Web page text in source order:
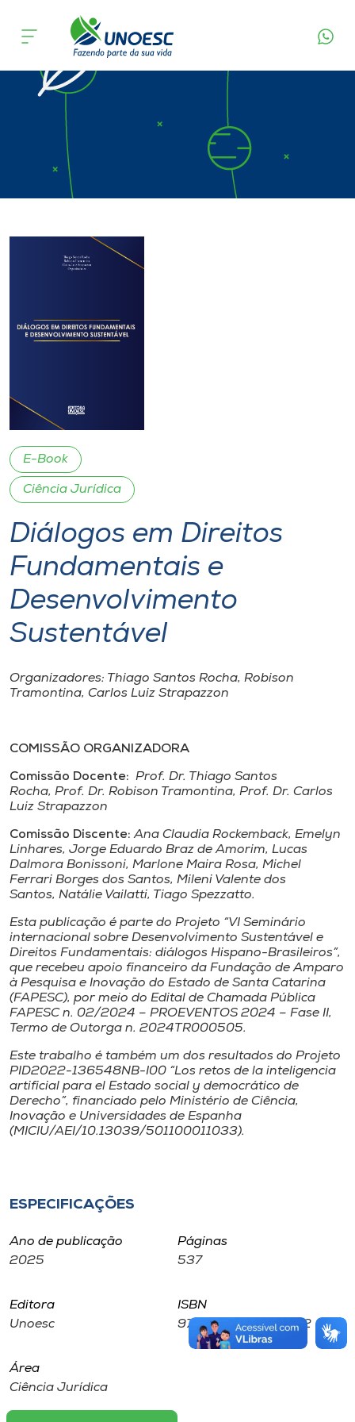
Cursos
Onde estamos
Atendimento ao Estudante
Internacionalização
Cultura
CPA
Biblioteca
Editora
Rádio
Store
Selecione
o idioma
A+
E-Book
Ciência Jurídica
Diálogos em Direitos
Fundamentais e
Desenvolvimento
Sustentável
Organizadores: Thiago Santos Rocha, Robison
Tramontina, Carlos Luiz Strapazzon
COMISSÃO ORGANIZADORA
Comissão Docente: Prof. Dr. Thiago Santos
Rocha, Prof. Dr. Robison Tramontina, Prof. Dr. Carlos
Luiz Strapazzon
Comissão Discente:Ana Claudia Rockemback, Emelyn
Linhares, Jorge Eduardo Braz de Amorim, Lucas
Dalmora Bonissoni, Marlone Maira Rosa, Michel
Ferrari Borges dos Santos, Mileni Valente dos
Santos, Natálie Vailatti, Tiago Spezzatto.
Esta publicação é parte do Projeto “VI Seminário
internacional sobre Desenvolvimento Sustentável e
Direitos Fundamentais: diálogos Hispano-Brasileiros”,
que recebeu apoio financeiro da Fundação de Amparo
à Pesquisa e Inovação do Estado de Santa Catarina
(FAPESC), por meio do Edital de Chamada Pública
FAPESC n. 02/2024 – PROEVENTOS 2024 – Fase II,
Termo de Outorga n. 2024TR000505.
Este trabalho é também um dos resultados do Projeto
PID2022-136548NB-I00 “Los retos de la inteligencia
artificial para el Estado social y democrático de
Derecho”, financiado pelo Ministério de Ciência,
Inovação e Universidades de Espanha
(MICIU/AEI/10.13039/501100011033).
ESPECIFICAÇÕES
Ano de publicação
2025
Páginas
537
Editora
Unoesc
ISBN
978-85-8422-315-2
Área
Ciência Jurídica